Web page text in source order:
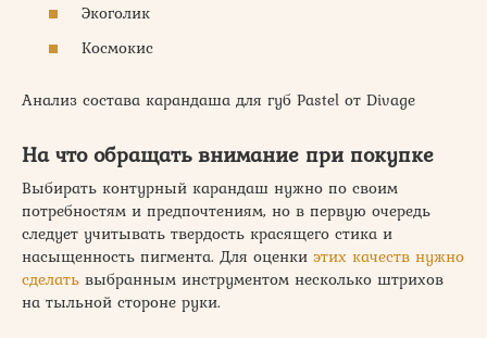
Экоголик
Космокис
Анализ состава карандаша для губ Pastel от Divage
На что обращать внимание при покупке
Выбирать контурный карандаш нужно по своим
потребностям и предпочтениям, но в первую очередь
следует учитывать твердость красящего стика и
насыщенность пигмента. Для оценки этих качеств нужно
сделать выбранным инструментом несколько штрихов
на тыльной стороне руки.